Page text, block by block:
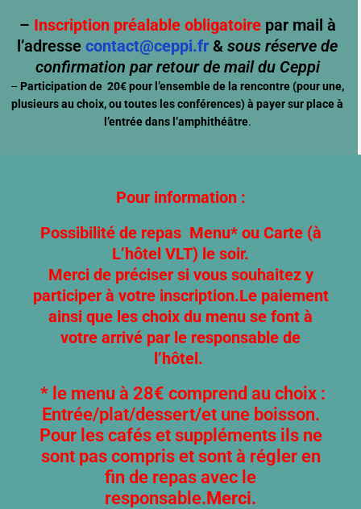
– Inscription préalable obligatoirepar mail à
l’adresse contact@ceppi.fr & sous réserve de
confirmation par retour de mail du Ceppi
– Participation de 20€ pour l’ensemble de la rencontre (pour une,
plusieurs au choix, ou toutes les conférences) à payer sur place à
l’entrée dans l’amphithéâtre.
Pour information :
Possibilité de repas Menu* ou Carte (à
L’hôtel VLT) le soir.
Merci de préciser si vous souhaitez y
participer à votre inscription.Le paiement
ainsi que les choix du menu se font à
votre arrivé par le responsable de
l’hôtel.
* le menu à 28€ comprend au choix :
Entrée/plat/dessert/et une boisson.
Pour les cafés et suppléments ils ne
sont pas compris et sont à régler en
fin de repas avec le
responsable.Merci.